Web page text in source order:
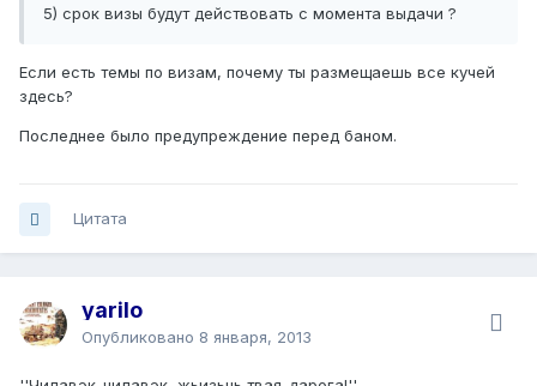
5) срок визы будут действовать с момента выдачи ?
Если есть темы по визам, почему ты размещаешь все кучей
здесь?
Последнее было предупреждение перед баном.
Цитата
yarilo
Опубликовано 8 января, 2013